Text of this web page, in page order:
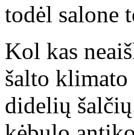
todėl salone
Kol kas
šalto klimato
didelių